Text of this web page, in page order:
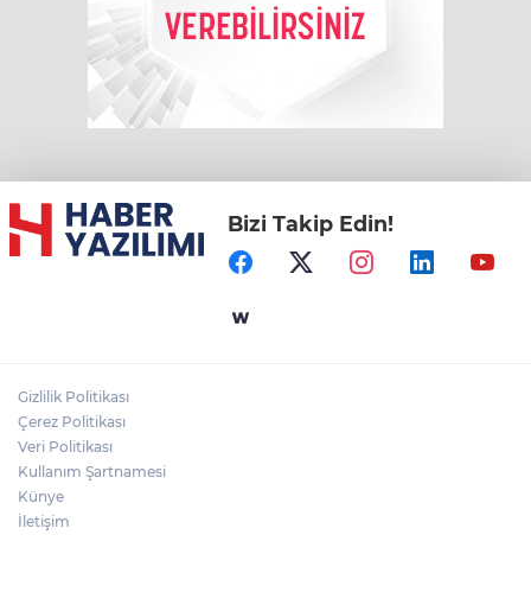
Bizi Takip Edin!
Gizlilik Politikası
Çerez Politikası
Veri Politikası
Kullanım Şartnamesi
Künye
İletişim